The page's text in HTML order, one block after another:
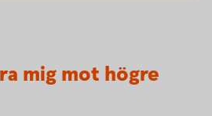
mig mot högre